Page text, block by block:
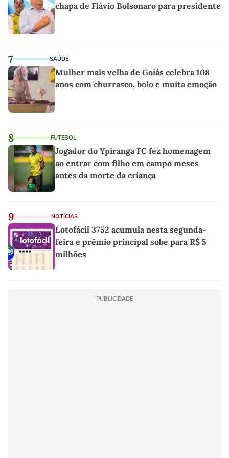
chapa de Flávio Bolsonaro para presidente
7 SAÚDE
Mulher mais velha de Goiás celebra 108
anos com churrasco, bolo e muita emoção
8 FUTEBOL
Jogador do Ypiranga FC fez homenagem
ao entrar com filho em campo meses
antes da morte da criança
9 NOTÍCIAS
Lotofácil 3752 acumula nesta segunda-
feira e prêmio principal sobe para R$ 5
milhões
PUBLICIDADE